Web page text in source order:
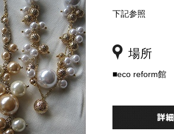
下記参照
場所
■eco reform館